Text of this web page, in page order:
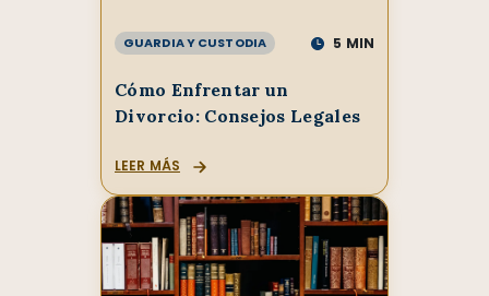
GUARDIA Y CUSTODIA 5 MIN
Cómo Enfrentar un
Divorcio: Consejos Legales
LEER MÁS